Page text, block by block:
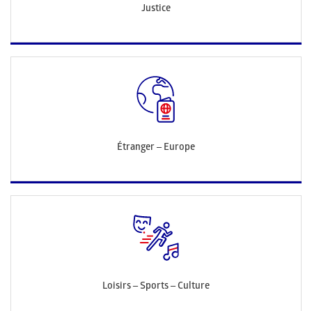
Justice
Étranger – Europe
Loisirs – Sports – Culture